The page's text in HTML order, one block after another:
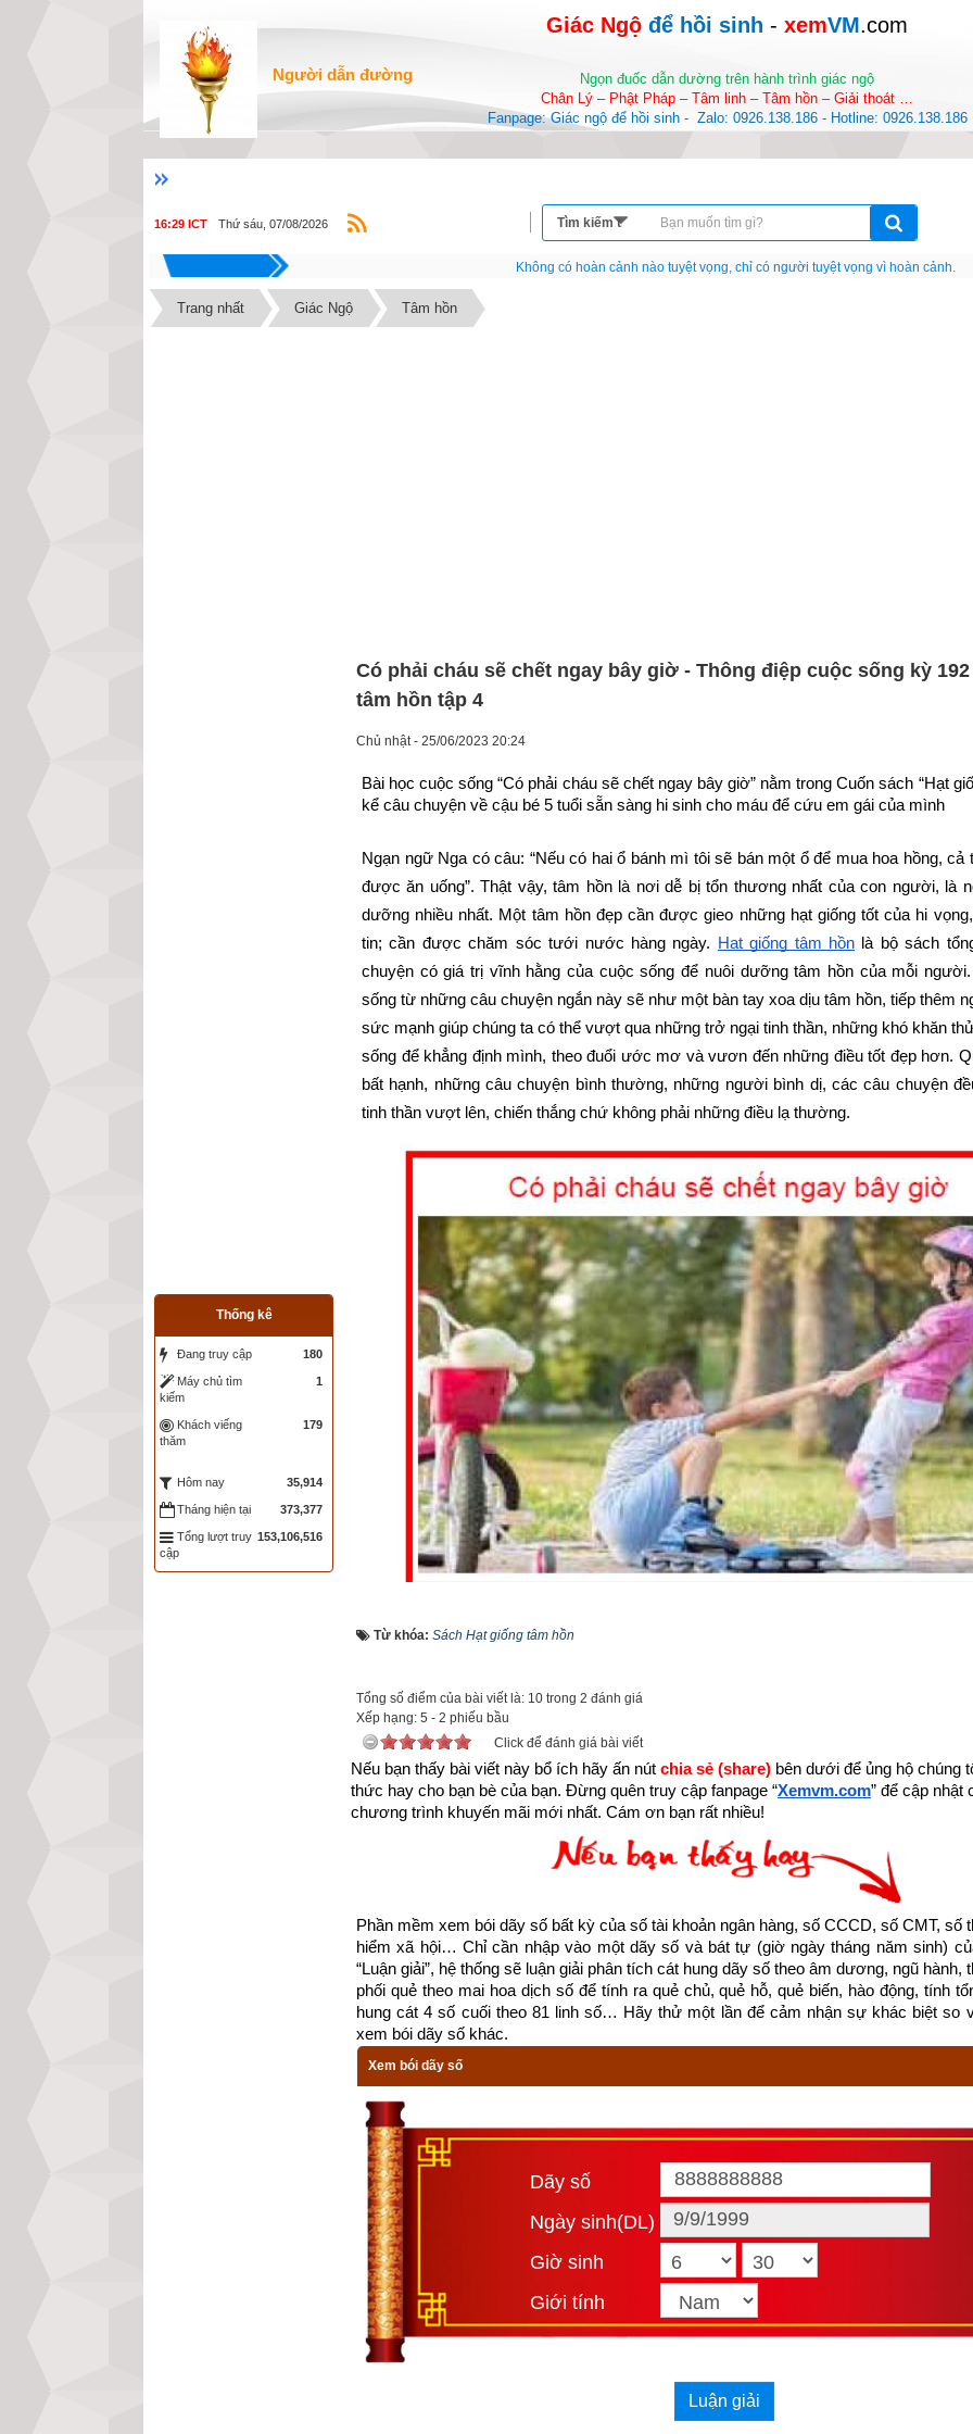
Người dẫn đường
Giác Ngộ để hồi sinh - xemVM.com
Ngọn đuốc dẫn dường trên hành trình giác ngộ
Chân Lý – Phật Pháp – Tâm linh – Tâm hồn – Giải thoát …
Fanpage: Giác ngộ để hồi sinh -  Zalo: 0926.138.186 - Hotline: 0926.138.186
16:29 ICT Thứ sáu, 07/08/2026
Nếu như không chịu học tập thì cho dù đi vạn dặm đường cũng chỉ là anh đưa thư.
Trang nhất Giác Ngộ Tâm hồn
Có phải cháu sẽ chết ngay bây giờ - Thông điệp cuộc sống kỳ
tâm hồn tập 4
Chủ nhật - 25/06/2023 20:24
Bài học cuộc sống “Có phải cháu sẽ chết ngay bây giờ” nằm trong Cuốn sách “Hạt
kể câu chuyện về cậu bé 5 tuổi sẵn sàng hi sinh cho máu để cứu em gái của mình
Ngạn ngữ Nga có câu: “Nếu có hai ổ bánh mì tôi sẽ bán một ổ để mua hoa hồng, cả
được ăn uống”. Thật vậy, tâm hồn là nơi dễ bị tổn thương nhất của con người, là
dưỡng nhiều nhất. Một tâm hồn đẹp cần được gieo những hạt giống tốt của hi
tin; cần được chăm sóc tưới nước hàng ngày.
Hạt giống tâm hồn là bộ sách
chuyện có giá trị vĩnh hằng của cuộc sống để nuôi dưỡng tâm hồn của mỗi
sống từ những câu chuyện ngắn này sẽ như một bàn tay xoa dịu tâm hồn, tiếp thêm
sức mạnh giúp chúng ta có thể vượt qua những trở ngại tinh thần, những khó khăn
sống để khẳng định mình, theo đuổi ước mơ và vươn đến những điều tốt đẹp hơn.
bất hạnh, những câu chuyện bình thường, những người bình dị, các câu chuyện
tinh thần vượt lên, chiến thắng chứ không phải những điều lạ thường.
Với mong muốn góp một phần nhỏ bé lan truyền những thông điệp tích cực truyền
trong cuộc sống, Xemvm.com
hồn. Kích vào link sau:
https://xemvm.com/thu-vien-ebooks/sach-ky-nang-song/link-tai-sach-hat-giong-tam-
Sau đây là Câu chuyện về Có phải cháu sẽ chết ngay bây giờ được trích từ Cuốn
Một bé gái mắc phải một bệnh rất hiếm gặp. Để có cơ hội được cứu sống, cô bé cần
Từ khóa: Sách Hạt giống tâm hồn
Tổng số điểm của bài viết là: 10 trong 2 đánh giá
Xếp hạng: 5 - 2 phiếu bầu
Click để đánh giá bài viết
Nếu bạn thấy bài viết này bổ ích hãy ấn nút chia sẻ (share) bên dưới để ủng hộ chúng
thức hay cho bạn bè của bạn. Đừng quên truy cập fanpage “Xemvm.com” để cập nhật
chương trình khuyến mãi mới nhất. Cám ơn bạn rất nhiều!
Phần mềm xem bói dãy số bất kỳ của số tài khoản ngân hàng, số CCCD, số CMT, số
hiểm xã hội… Chỉ cần nhập vào một dãy số và bát tự (giờ ngày tháng năm sinh)
“Luận giải”, hệ thống sẽ luận giải phân tích cát hung dãy số theo âm dương, ngũ hành,
phối quẻ theo mai hoa dịch số để tính ra quẻ chủ, quẻ hỗ, quẻ biến, hào động, tính
hung cát 4 số cuối theo 81 linh số… Hãy thử một lần để cảm nhận sự khác biệt so
xem bói dãy số khác.
Xem bói dãy số
Dãy số
Ngày sinh(DL)
Giờ sinh
Giới tính
Luận giải
Thống kê
Đang truy cập 180
Máy chủ tìm
kiếm
1
Khách viếng
thăm
179
Hôm nay 35,914
Tháng hiện tại 373,377
Tổng lượt truy
cập
153,106,516